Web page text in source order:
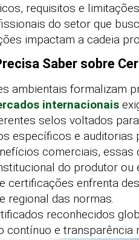
requisitos e
do setor que
impactam a cadeia
Saber sobre
ambientais formalizam
internacionais
selos voltados
específicos e auditorias
comerciais, essas
do produtor ou
certificações enfrenta
regional das normas.
reconhecidos
contínuo e transparência